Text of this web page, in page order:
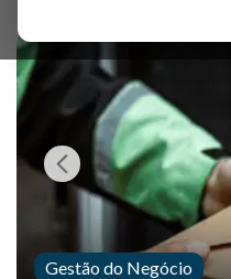
Gestão do Negócio